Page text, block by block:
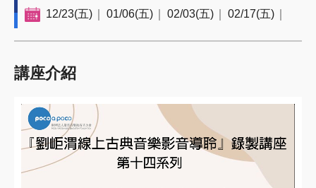
12/23(五) 01/06(五) 02/03(五) 02/17(五)
講座介紹